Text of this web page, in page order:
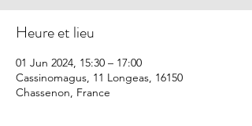
Heure et lieu
01 Jun 2024, 15:30 – 17:00
Cassinomagus, 11 Longeas, 16150
Chassenon, France